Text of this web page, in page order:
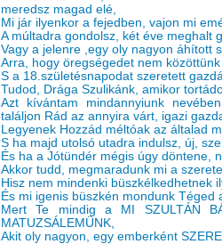
meredsz magad elé,
Mi jár ilyenkor a fejedben, vajon mi
A múltadra gondolsz, két éve meghalt
Vagy a jelenre ,egy oly nagyon áhított
Arra, hogy öregségedet nem
S a 18.születésnapodat szeretett
Tudod, Drága Szulikánk, amikor
Azt kívántam mindannyiunk
találjon Rád az annyira várt, igazi
Legyenek Hozzád méltóak az általad
S ha majd utolsó utadra indulsz, új,
És ha a Jótündér mégis úgy döntene,
Akkor tudd, megmaradunk mi a
Hisz nem mindenki büszkélkedhetnek
És mi igenis büszkén mondunk Téged
Mert Te mindig a MI SZULTÁN
MATUZSÁLEMÜNK,
Akit oly nagyon, egy emberként